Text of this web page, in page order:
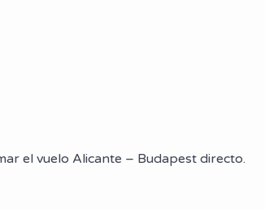
el vuelo Alicante – Budapest directo.